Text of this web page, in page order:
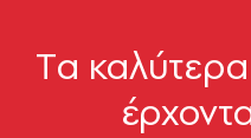
είναι στο καστ
Tα